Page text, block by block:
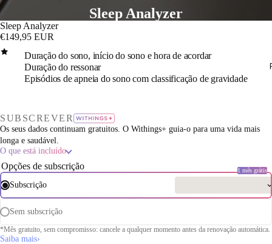
Sleep Analyzer
Sleep Analyzer
€149,95 EUR
Duração do sono, início do sono e hora de acordar
Duração do ressonar
Episódios de apneia do sono com classificação de gravidade
SUBSCREVER
Os seus dados continuam gratuitos. O Withings+ guia-o para uma vida mais
longa e saudável.
O que está incluído
Opções de subscrição
Subscrição
1 mês grátis
Sem subscrição
*Mês gratuito, sem compromisso: cancele a qualquer momento antes da renovação automática.
Saiba mais›